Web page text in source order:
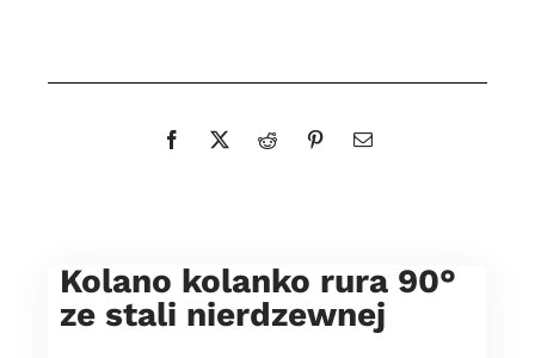
Kolano kolanko rura 90°
ze stali nierdzewnej